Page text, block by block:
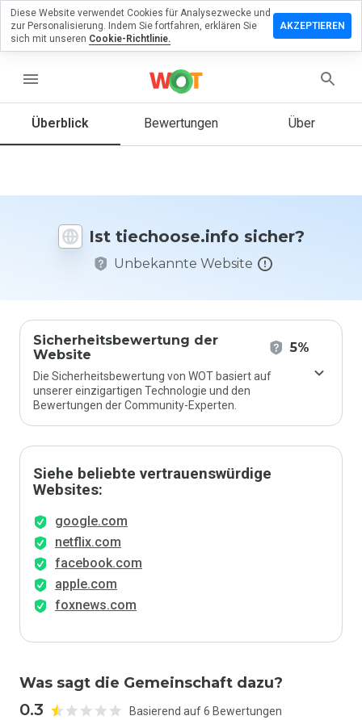
menu
Überblick Bewertungen Über
Ist tiechoose.info sicher?
Unbekannte Website
Sicherheitsbewertung der
Website
5%
Die Sicherheitsbewertung von WOT basiert auf
unserer einzigartigen Technologie und den
Bewertungen der Community-Experten.
Siehe beliebte vertrauenswürdige
Websites:
google.com
netflix.com
facebook.com
apple.com
foxnews.com
Was sagt die Gemeinschaft dazu?
0.3 Basierend auf 6 Bewertungen
zu
Sie diese
auf einer
Skala von
Diese Website verwendet Cookies für Analysezwecke und
zur Personalisierung. Indem Sie fortfahren, erklären Sie
sich mit unseren Cookie-Richtlinie.
AKZEPTIEREN